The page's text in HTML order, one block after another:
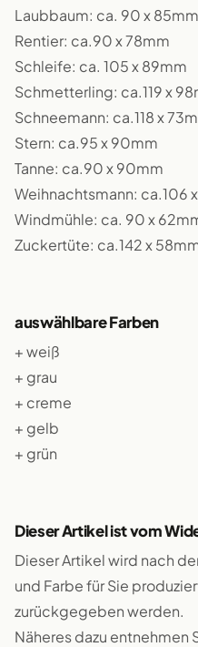
Laubbaum: ca. 90 x 85mm
Rentier: ca.90 x 78mm
Schleife: ca. 105 x 89mm
Schmetterling: ca.119 x
Schneemann: ca.118 x
Stern: ca.95 x 90mm
Tanne: ca.90 x 90mm
Weihnachtsmann: ca.106
Windmühle: ca. 90 x
Zuckertüte: ca.142 x
auswählbare Farben
+ weiß
+ grau
+ creme
+ gelb
+ grün
Dieser Artikel ist vom
Dieser Artikel wird nach
und Farbe für Sie
zurückgegeben werden.
Näheres dazu entnehmen